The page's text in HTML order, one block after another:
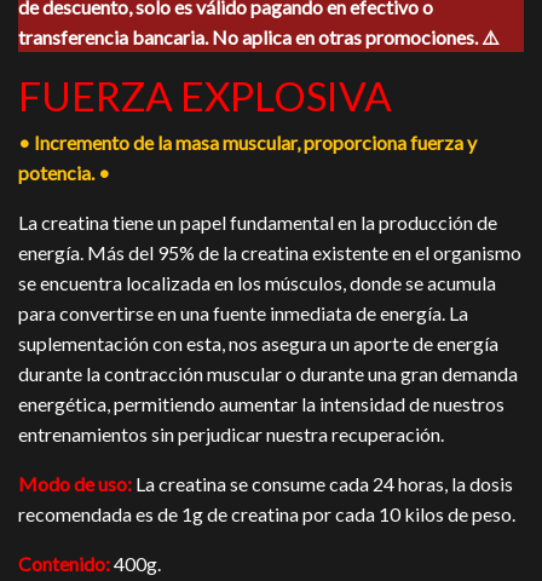
era:
$650.00.
es:
$585.00.
de descuento, solo es válido pagando en efectivo o
transferencia bancaria. No aplica en otras promociones. ⚠️
FUERZA EXPLOSIVA
• Incremento de la masa muscular, proporciona fuerza y
potencia. •
La creatina tiene un papel fundamental en la producción de
energía. Más del 95% de la creatina existente en el organismo
se encuentra localizada en los músculos, donde se acumula
para convertirse en una fuente inmediata de energía. La
suplementación con esta, nos asegura un aporte de energía
durante la contracción muscular o durante una gran demanda
energética, permitiendo aumentar la intensidad de nuestros
entrenamientos sin perjudicar nuestra recuperación.
Modo de uso: La creatina se consume cada 24 horas, la dosis
recomendada es de 1g de creatina por cada 10 kilos de peso.
Contenido:400g.